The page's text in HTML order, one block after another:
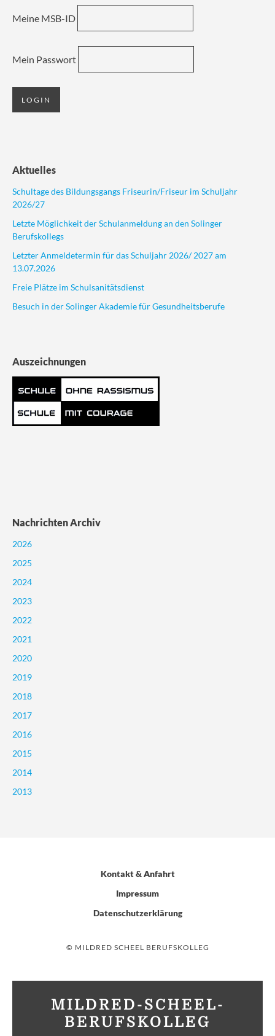
Meine MSB-ID
Mein Passwort
Aktuelles
Schultage des Bildungsgangs Friseurin/Friseur im Schuljahr
2026/27
Letzte Möglichkeit der Schulanmeldung an den Solinger
Berufskollegs
Letzter Anmeldetermin für das Schuljahr 2026/ 2027 am
13.07.2026
Freie Plätze im Schulsanitätsdienst
Besuch in der Solinger Akademie für Gesundheitsberufe
Auszeichnungen
Nachrichten Archiv
2026
2025
2024
2023
2022
2021
2020
2019
2018
2017
2016
2015
2014
2013
Kontakt & Anfahrt
Impressum
Datenschutzerklärung
© MILDRED SCHEEL BERUFSKOLLEG
MILDRED-SCHEEL-
BERUFSKOLLEG